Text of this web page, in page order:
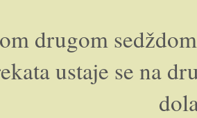
drugom
ustaje se na